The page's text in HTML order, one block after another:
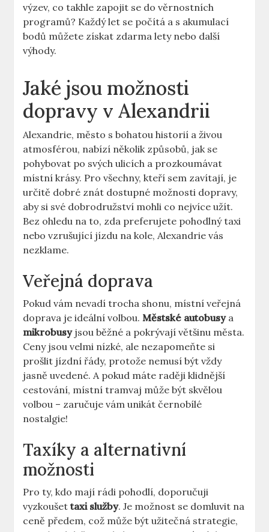
výzev, co takhle zapojit se do věrnostních
programů? Každý let se počítá a s akumulací
bodů můžete získat zdarma lety nebo další
výhody.
Jaké jsou možnosti
dopravy v Alexandrii
Alexandrie, město s bohatou historií a živou
atmosférou, nabízí několik způsobů, jak se
pohybovat po svých ulicích a prozkoumávat
místní krásy. Pro všechny, kteří sem zavítají, je
určitě dobré znát dostupné možnosti dopravy,
aby si své dobrodružství mohli co nejvíce užít.
Bez ohledu na to, zda preferujete pohodlný taxi
nebo vzrušující jízdu na kole, Alexandrie vás
nezklame.
Veřejná doprava
Pokud vám nevadí trocha shonu, místní veřejná
doprava je ideální volbou.Městské autobusya
mikrobusyjsou běžné a pokrývají většinu města.
Ceny jsou velmi nízké, ale nezapomeňte si
prošlit jízdní řády, protože nemusí být vždy
jasně uvedené. A pokud máte raději klidnější
cestování, místní tramvaj může být skvělou
volbou – zaručuje vám unikát černobílé
nostalgie!
Taxíky a alternativní
možnosti
Pro ty, kdo mají rádi pohodlí, doporučuji
vyzkoušettaxi služby. Je možnost se domluvit na
ceně předem, což může být užitečná strategie,